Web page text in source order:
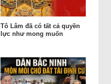
Tô Lâm đã có tất cả quyền
lực như mong muốn